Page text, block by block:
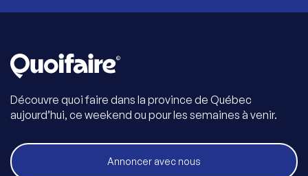
Découvre quoi faire dans la province de Québec
aujourd’hui, ce weekend ou pour les semaines à venir.
Annoncer avec nous